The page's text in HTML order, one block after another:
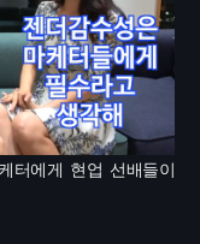
터에게 현업 선배들이